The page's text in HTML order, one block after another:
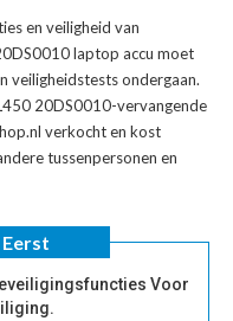
en veiligheid van
laptop accu moet
veiligheidstests ondergaan.
20DS0010-vervangende
verkocht en kost
tussenpersonen en
Voor